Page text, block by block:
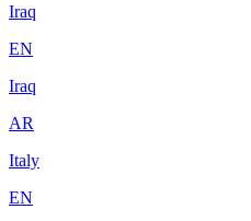
Iraq
EN
Iraq
AR
Italy
EN